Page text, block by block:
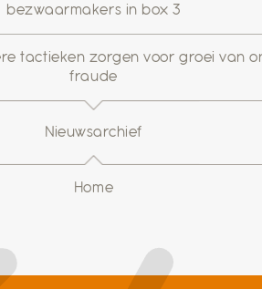
bezwaarmakers in box 3
tactieken zorgen voor groei van
fraude
Nieuwsarchief
Home